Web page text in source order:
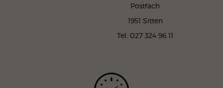
Postfach
1951 Sitten
Tel. 027 324 96 11